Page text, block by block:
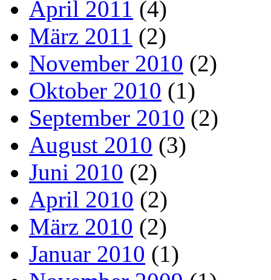
April 2011 (4)
März 2011 (2)
November 2010 (2)
Oktober 2010 (1)
September 2010 (2)
August 2010 (3)
Juni 2010 (2)
April 2010 (2)
März 2010 (2)
Januar 2010 (1)